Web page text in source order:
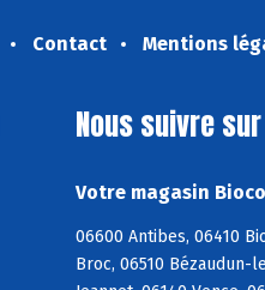
Contact Mentions
Nous suivre sur
Votre magasin
06600 Antibes, 06410
Broc, 06510 Bézaudun-